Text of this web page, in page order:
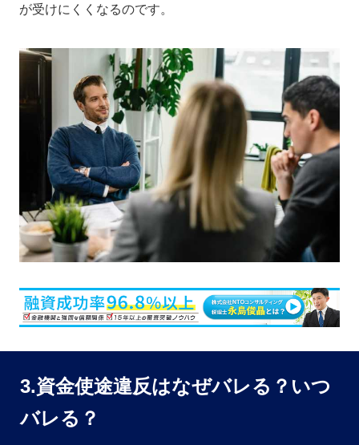
が受けにくくなるのです。
3.資金使途違反はなぜバレる？いつ
バレる？